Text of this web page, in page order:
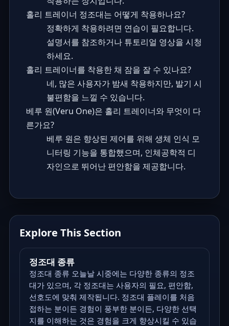
홀리 트레이너 정조대는 어떻게 착용하나요?
정확하게 착용하려면 연습이 필요합니다.
설명서를 참조하거나 튜토리얼 영상을 시청
하세요.
홀리 트레이너를 착용한 채 잠을 잘 수 있나요?
네, 많은 사용자가 밤새 착용하지만, 발기 시
불편함을 느낄 수 있습니다.
베루 원(Veru One)은 홀리 트레이너와 무엇이 다
른가요?
베루 원은 향상된 제어를 위해 생체 인식 모
니터링 기능을 통합했으며, 인체공학적 디
자인으로 뛰어난 편안함을 제공합니다.
Explore This Section
정조대 종류
정조대 종류 오늘날 시중에는 다양한 종류의 정조
대가 있으며, 각 정조대는 사용자의 필요, 편안함,
선호도에 맞춰 제작됩니다. 정조대 플레이를 처음
접하는 분이든 경험이 풍부한 분이든, 다양한 선택
지를 이해하는 것은 경험을 크게 향상시킬 수 있습